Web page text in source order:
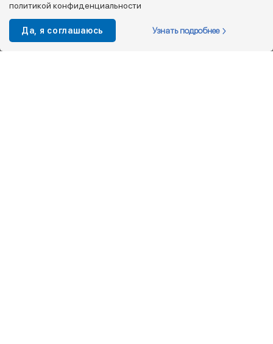
info@kotofey.ru
Магазины в Москва (50)
политикой конфиденциальности
Да, я соглашаюсь Узнать подробнее